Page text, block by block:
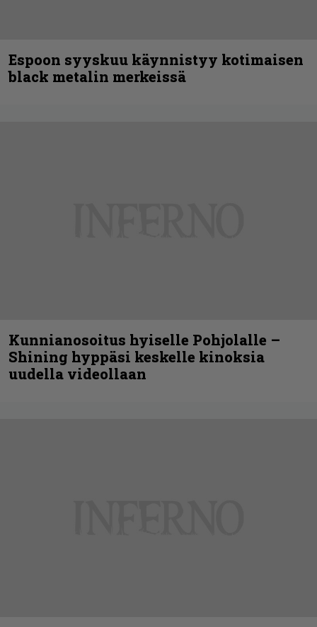
Espoon syyskuu käynnistyy kotimaisen
black metalin merkeissä
Kunnianosoitus hyiselle Pohjolalle –
Shining hyppäsi keskelle kinoksia
uudella videollaan